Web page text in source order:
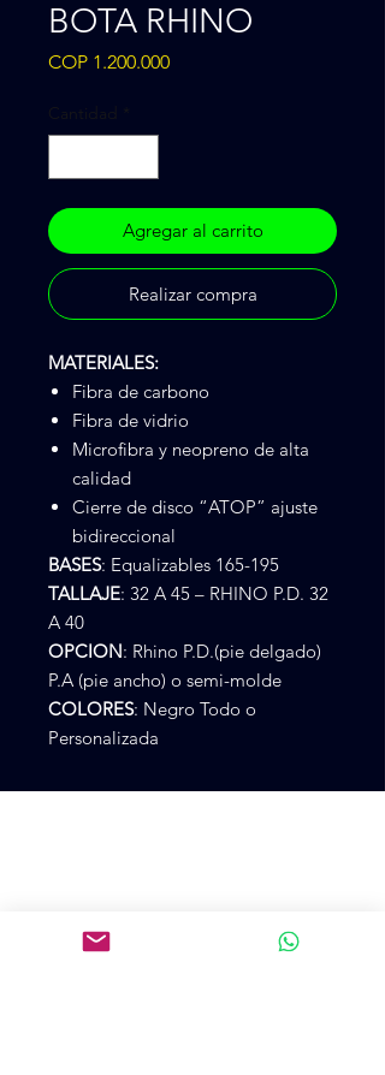
BOTA RHINO
COP 1.200.000Precio
Agregar al carrito
Realizar compra
MATERIALES:
Fibra de carbono
Fibra de vidrio
Microfibra y neopreno de alta
calidad
Cierre de disco “ATOP” ajuste
bidireccional
BASES: Equalizables 165-195
TALLAJE: 32 A 45 – RHINO P.D. 32
A 40
OPCION: Rhino P.D.(pie delgado)
P.A (pie ancho) o semi-molde
COLORES: Negro Todo o
Personalizada
colpatincomercial@gmail.com